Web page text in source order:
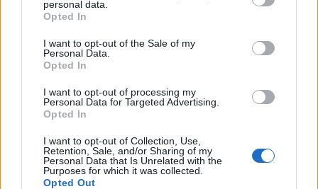
Please note that this website/app uses one or more Google
services and may gather and store information including but
not limited to your visit or usage behaviour. You may click to
grant or deny consent to Google and its third-party tags to
consent section.
personal data.
Opted In
I want to opt-out of the Sale of my
Personal Data.
Opted In
I want to opt-out of processing my
Personal Data for Targeted Advertising.
Opted In
I want to opt-out of Collection, Use,
Retention, Sale, and/or Sharing of my
Personal Data that Is Unrelated with the
Purposes for which it was collected.
Opted Out